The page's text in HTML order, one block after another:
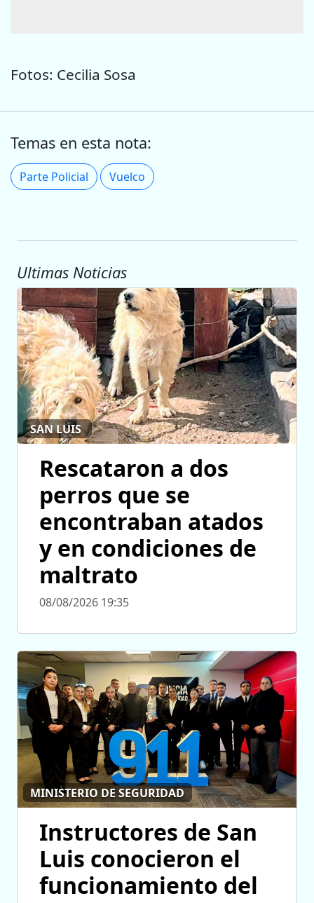
Fotos: Cecilia Sosa
Temas en esta nota:
Parte Policial Vuelco
Ultimas Noticias
SAN LUIS
Rescataron a dos
perros que se
encontraban atados
y en condiciones de
maltrato
08/08/2026 19:35
MINISTERIO DE SEGURIDAD
Instructores de San
Luis conocieron el
funcionamiento del